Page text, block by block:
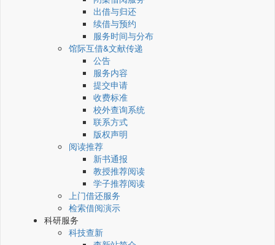
出借与归还
续借与预约
服务时间与分布
馆际互借&文献传递
公告
服务内容
提交申请
收费标准
校外查询系统
联系方式
版权声明
阅读推荐
新书通报
教授推荐阅读
学子推荐阅读
上门借还服务
检索借阅演示
科研服务
科技查新